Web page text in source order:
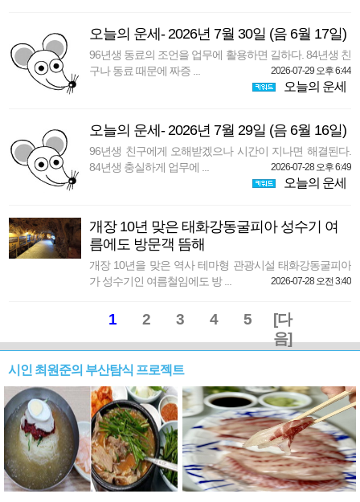
오늘의 운세- 2026년 7월 30일 (음 6월 17일)
96년생 동료의 조언을 업무에 활용하면 길하다. 84년생 친
구나 동료 때문에 짜증 ...
2026-07-29 오후 6:44
오늘의 운세
오늘의 운세- 2026년 7월 29일 (음 6월 16일)
96년생 친구에게 오해받겠으나 시간이 지나면 해결된다.
84년생 충실하게 업무에 ...
2026-07-28 오후 6:49
오늘의 운세
개장 10년 맞은 태화강동굴피아 성수기 여
름에도 방문객 뜸해
개장 10년을 맞은 역사 테마형 관광시설 태화강동굴피아
가 성수기인 여름철임에도 방 ...
2026-07-28 오전 3:40
1 2 3 4 5
[다
음]
시인 최원준의 부산탐식 프로젝트